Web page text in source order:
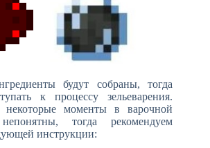
будут собраны, тогда
к процессу зельеварения.
моменты в варочной
тогда рекомендуем
инструкции: